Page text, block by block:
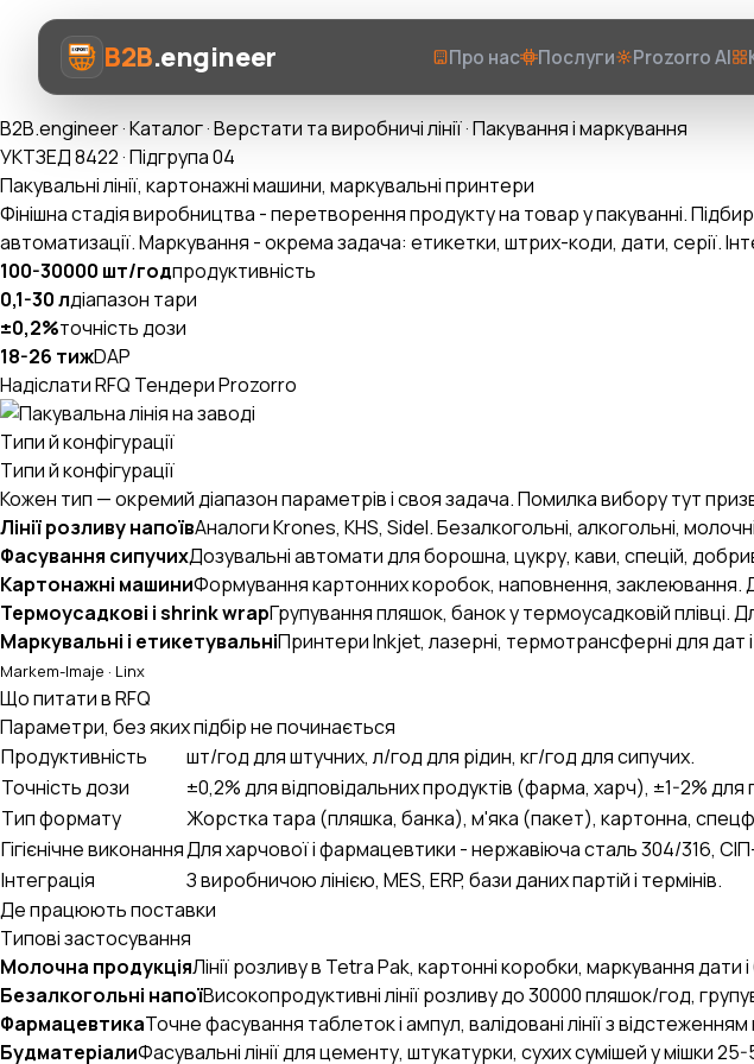
B2B.engineer Про нас Послуги Prozorro AI
Про нас
Послуги
Prozorro AI
Категорії
AI-Експерт ВЕД
UA EN RU
B2B.engineer·Каталог·Верстати та виробничі лінії·Пакування і маркування
УКТЗЕД 8422 · Підгрупа 04
Пакувальні лінії, картонажні машини, маркувальні принтери
Фінішна стадія виробництва - перетворення продукту на товар у пакуванні.
автоматизації. Маркування - окрема задача: етикетки, штрих-коди, дати, серії.
100-30000 шт/годпродуктивність
0,1-30 лдіапазон тари
±0,2%точність дози
18-26 тижDAP
Надіслати RFQ Тендери Prozorro
Типи й конфігурації
Типи й конфігурації
Кожен тип — окремий діапазон параметрів і своя задача. Помилка вибору тут
Лінії розливу напоївАналоги Krones, KHS, Sidel. Безалкогольні, алкогольні,
Фасування сипучихДозувальні автомати для борошна, цукру, кави, спецій,
Картонажні машиниФормування картонних коробок, наповнення, заклеювання.
Термоусадкові і shrink wrapГрупування пляшок, банок у термоусадковій плівці.
Маркувальні і етикетувальніПринтери Inkjet, лазерні, термотрансферні для дат
Markem-Imaje · Linx
Що питати в RFQ
Параметри, без яких підбір не починається
Продуктивність
шт/год для штучних, л/год для рідин, кг/год для сипучих.
Точність дози
±0,2% для відповідальних продуктів (фарма, харч), ±1-2% для
Тип формату
Жорстка тара (пляшка, банка), м'яка (пакет), картонна,
Гігієнічне виконанняДля харчової і фармацевтики - нержавіюча сталь 304/316,
Інтеграція
З виробничою лінією, MES, ERP, бази даних партій і термінів.
Де працюють поставки
Типові застосування
Молочна продукціяЛінії розливу в Tetra Pak, картонні коробки, маркування дати
Безалкогольні напоїВисокопродуктивні лінії розливу до 30000 пляшок/год,
ФармацевтикаТочне фасування таблеток і ампул, валідовані лінії з
БудматеріалиФасувальні лінії для цементу, штукатурки, сухих сумішей у мішки 25-